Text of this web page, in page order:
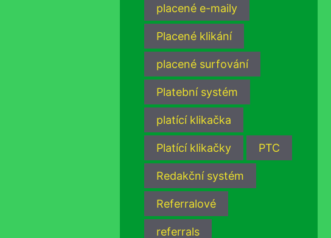
placené e-maily
Placené klikání
placené surfování
Platební systém
platící klikačka
Platící klikačky PTC
Redakční systém
Referralové
referrals